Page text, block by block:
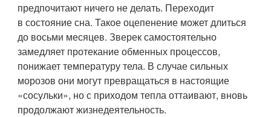
предпочитают ничего не делать. Переходит
в состояние сна. Такое оцепенение может длиться
до восьми месяцев. Зверек самостоятельно
замедляет протекание обменных процессов,
понижает температуру тела. В случае сильных
морозов они могут превращаться в настоящие
«сосульки», но с приходом тепла оттаивают, вновь
продолжают жизнедеятельность.